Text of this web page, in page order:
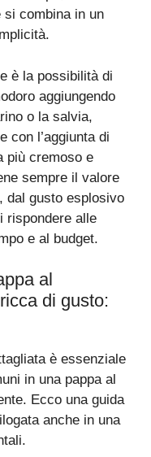
si combina in un
è la possibilità di
aggiungendo
o la salvia,
con l’aggiunta di
più cremoso e
sempre il valore
dal gusto esplosivo
rispondere alle
e al budget.
al
di gusto:
è essenziale
in una pappa al
Ecco una guida
anche in una